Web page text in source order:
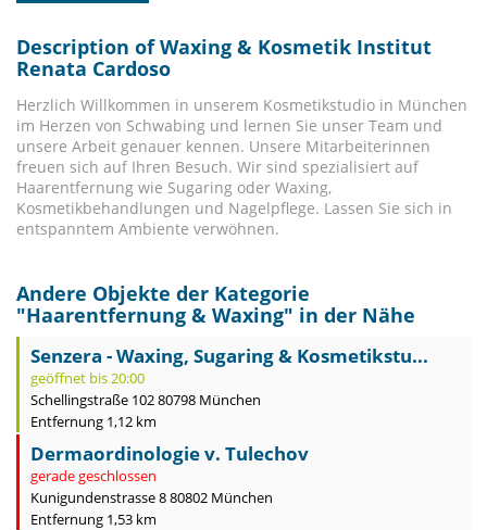
Description of Waxing & Kosmetik Institut
Renata Cardoso
Herzlich Willkommen in unserem Kosmetikstudio in München
im Herzen von Schwabing und lernen Sie unser Team und
unsere Arbeit genauer kennen. Unsere Mitarbeiterinnen
freuen sich auf Ihren Besuch. Wir sind spezialisiert auf
Haarentfernung wie Sugaring oder Waxing,
Kosmetikbehandlungen und Nagelpflege. Lassen Sie sich in
entspanntem Ambiente verwöhnen.
Andere Objekte der Kategorie
"Haarentfernung & Waxing" in der Nähe
Senzera - Waxing, Sugaring & Kosmetikstu...
geöffnet bis 20:00
Schellingstraße 102 80798 München
Entfernung 1,12 km
Dermaordinologie v. Tulechov
gerade geschlossen
Kunigundenstrasse 8 80802 München
Entfernung 1,53 km